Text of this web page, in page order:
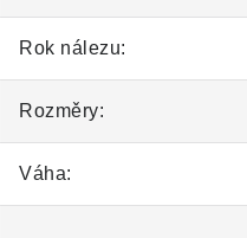
Rok nálezu:
Rozměry:
Váha: